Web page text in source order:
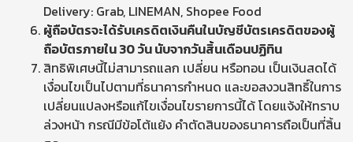
Delivery: Grab, LINEMAN, Shopee Food
ผู้ถือบัตรจะได้รับเครดิตเงินคืนในบัญชีบัตรเครดิตของผู้
ถือบัตรภายใน30 วัน นับจากวันสิ้นเดือนปฏิทิน
สิทธิพิเศษนี้ไม่สามารถแลก เปลี่ยน หรือทอน เป็นเงินสดได้
เงื่อนไขเป็นไปตามที่ธนาคารกำหนด และขอสงวนสิทธิ์ในการ
เปลี่ยนแปลงหรือแก้ไขเงื่อนไขรายการนี้ได้ โดยแจ้งให้ทราบ
ล่วงหน้า กรณีมีข้อโต้แย้ง คำตัดสินของธนาคารถือเป็นที่สิ้น